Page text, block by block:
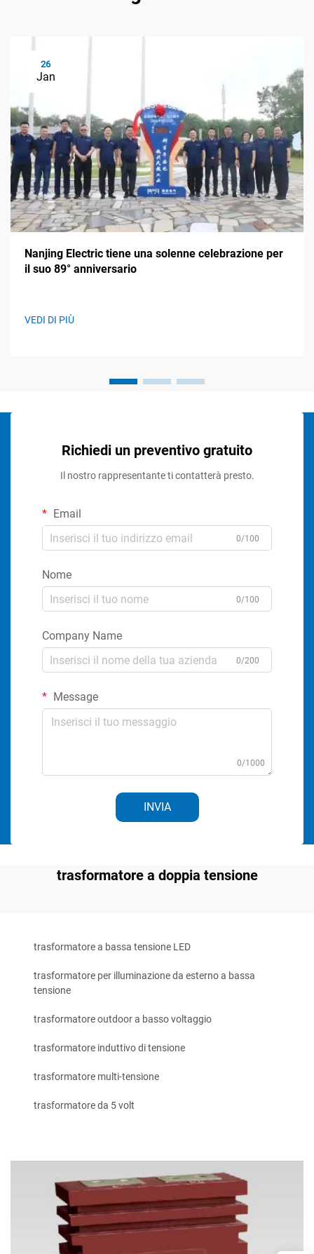
26
Jan
Nanjing Electric tiene una solenne celebrazione per
il suo 89° anniversario
VEDI DI PIÙ
Richiedi un preventivo gratuito
Il nostro rappresentante ti contatterà presto.
Email
0/100
Nome
0/100
Company Name
0/200
Message
0/1000
INVIA
trasformatore a doppia tensione
trasformatore a bassa tensione LED
trasformatore per illuminazione da esterno a bassa
tensione
trasformatore outdoor a basso voltaggio
trasformatore induttivo di tensione
trasformatore multi-tensione
trasformatore da 5 volt